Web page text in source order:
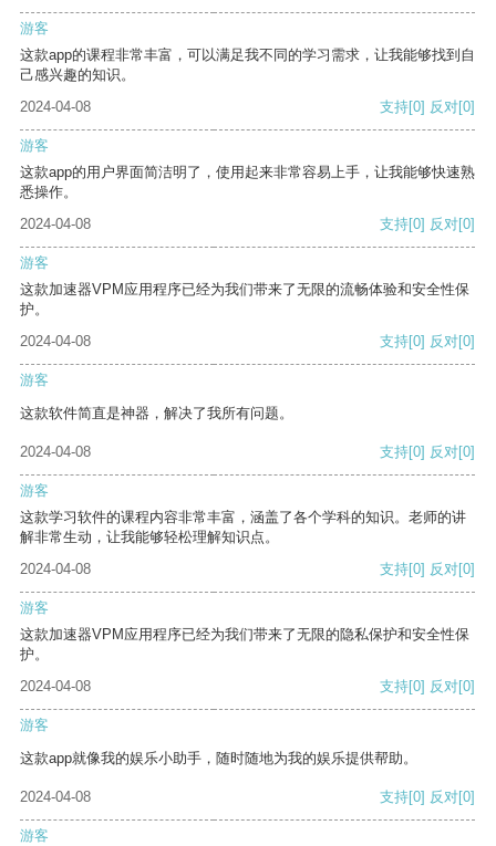
游客
这款app的课程非常丰富，可以满足我不同的学习需求，让我能够找到自
己感兴趣的知识。
2024-04-08
支持[0] 反对[0]
游客
这款app的用户界面简洁明了，使用起来非常容易上手，让我能够快速熟
悉操作。
2024-04-08
支持[0] 反对[0]
游客
这款加速器VPM应用程序已经为我们带来了无限的流畅体验和安全性保
护。
2024-04-08
支持[0] 反对[0]
游客
这款软件简直是神器，解决了我所有问题。
2024-04-08 支持[0] 反对[0]
游客
这款学习软件的课程内容非常丰富，涵盖了各个学科的知识。老师的讲
解非常生动，让我能够轻松理解知识点。
2024-04-08
支持[0] 反对[0]
游客
这款加速器VPM应用程序已经为我们带来了无限的隐私保护和安全性保
护。
2024-04-08
支持[0] 反对[0]
游客
这款app就像我的娱乐小助手，随时随地为我的娱乐提供帮助。
2024-04-08 支持[0] 反对[0]
游客